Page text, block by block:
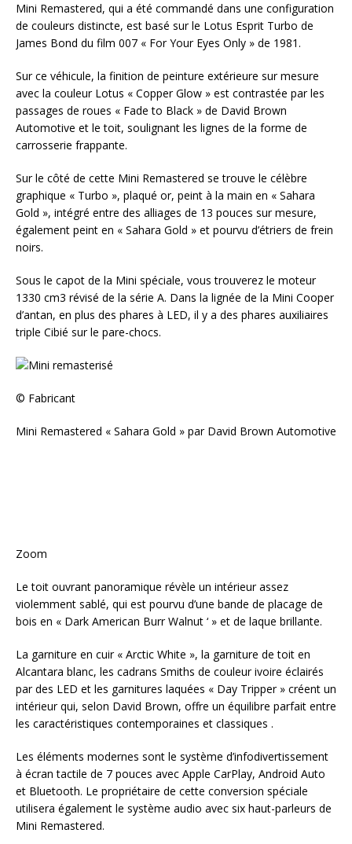
Mini Remastered, qui a été commandé dans une configuration
de couleurs distincte, est basé sur le Lotus Esprit Turbo de
James Bond du film 007 « For Your Eyes Only » de 1981.
Sur ce véhicule, la finition de peinture extérieure sur mesure
avec la couleur Lotus « Copper Glow » est contrastée par les
passages de roues « Fade to Black » de David Brown
Automotive et le toit, soulignant les lignes de la forme de
carrosserie frappante.
Sur le côté de cette Mini Remastered se trouve le célèbre
graphique « Turbo », plaqué or, peint à la main en « Sahara
Gold », intégré entre des alliages de 13 pouces sur mesure,
également peint en « Sahara Gold » et pourvu d’étriers de frein
noirs.
Sous le capot de la Mini spéciale, vous trouverez le moteur
1330 cm3 révisé de la série A. Dans la lignée de la Mini Cooper
d’antan, en plus des phares à LED, il y a des phares auxiliaires
triple Cibié sur le pare-chocs.
© Fabricant
Mini Remastered « Sahara Gold » par David Brown Automotive
Zoom
Le toit ouvrant panoramique révèle un intérieur assez
violemment sablé, qui est pourvu d’une bande de placage de
bois en « Dark American Burr Walnut ‘ » et de laque brillante.
La garniture en cuir « Arctic White », la garniture de toit en
Alcantara blanc, les cadrans Smiths de couleur ivoire éclairés
par des LED et les garnitures laquées « Day Tripper » créent un
intérieur qui, selon David Brown, offre un équilibre parfait entre
les caractéristiques contemporaines et classiques .
Les éléments modernes sont le système d’infodivertissement
à écran tactile de 7 pouces avec Apple CarPlay, Android Auto
et Bluetooth. Le propriétaire de cette conversion spéciale
utilisera également le système audio avec six haut-parleurs de
Mini Remastered.